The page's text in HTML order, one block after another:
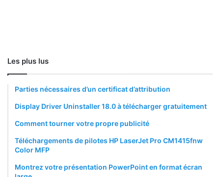
Les plus lus
Parties nécessaires d’un certificat d’attribution
Display Driver Uninstaller 18.0 à télécharger gratuitement
Comment tourner votre propre publicité
Téléchargements de pilotes HP LaserJet Pro CM1415fnw
Color MFP
Montrez votre présentation PowerPoint en format écran